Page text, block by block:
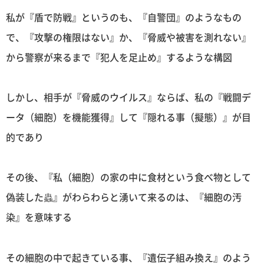
私が『盾で防戦』というのも、『自警団』のようなもの
で、『攻撃の権限はない』か、『脅威や被害を測れない』
から警察が来るまで『犯人を足止め』するような構図
しかし、相手が『脅威のウイルス』ならば、私の『戦闘デ
ータ（細胞）を機能獲得』して『隠れる事（擬態）』が目
的であり
その後、『私（細胞）の家の中に食材という食べ物として
偽装した蟲』がわらわらと湧いて来るのは、『細胞の汚
染』を意味する
その細胞の中で起きている事、『遺伝子組み換え』のよう